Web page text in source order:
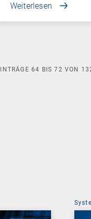
Weiterlesen
64 BIS72 VON